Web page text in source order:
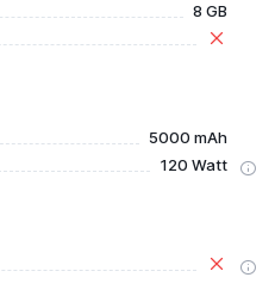
8 GB
5000 mAh
120 Watt